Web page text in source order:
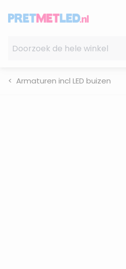
Armaturen incl LED buizen